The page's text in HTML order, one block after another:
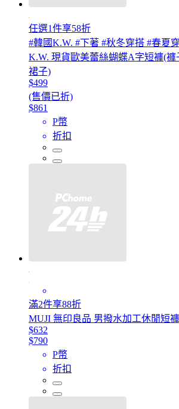
任選1件享58折
#韓國K.W. #下著 #秋冬穿搭 #春夏
K.W. 現貨歐美蕾絲蝴蝶A字短褲(褲
裙子)
$499
(售價已折)
$861
P幣
折扣
滿2件享88折
MUJI 無印良品 男撥水加工休閒短褲
$632
$790
P幣
折扣